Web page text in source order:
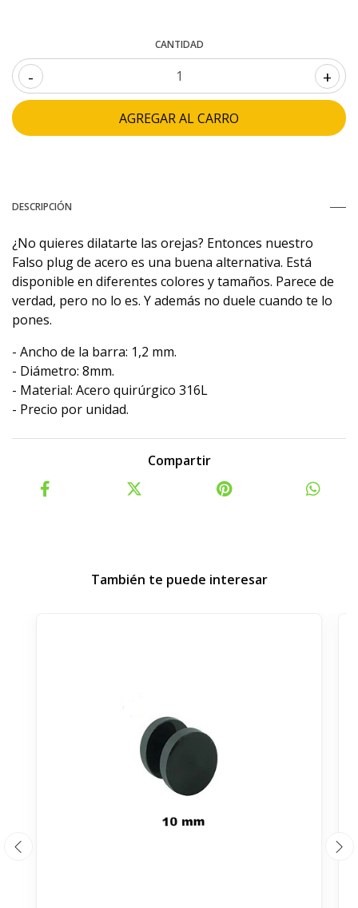
CANTIDAD
- +
DESCRIPCIÓN
¿No quieres dilatarte las orejas? Entonces nuestro
Falso plug de acero es una buena alternativa. Está
disponible en diferentes colores y tamaños. Parece de
verdad, pero no lo es. Y además no duele cuando te lo
pones.
- Ancho de la barra: 1,2 mm.
- Diámetro: 8mm.
- Material: Acero quirúrgico 316L
- Precio por unidad.
Compartir
También te puede interesar